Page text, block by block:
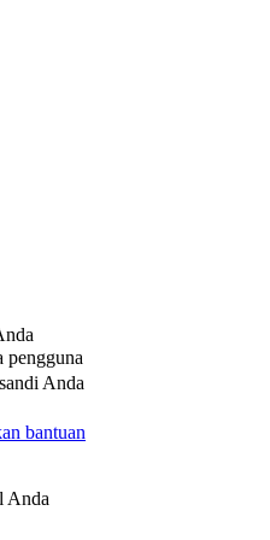
pengguna
Anda
bantuan
Anda